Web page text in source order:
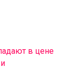
в цене